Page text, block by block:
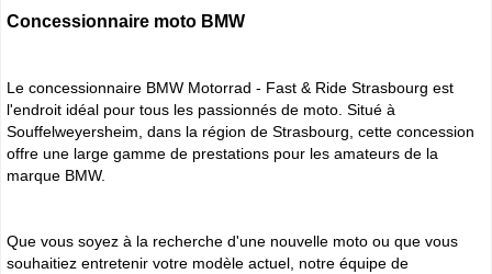
Concessionnaire moto BMW
Le concessionnaire BMW Motorrad - Fast & Ride Strasbourg est
l'endroit idéal pour tous les passionnés de moto. Situé à
Souffelweyersheim, dans la région de Strasbourg, cette concession
offre une large gamme de prestations pour les amateurs de la
marque BMW.
Que vous soyez à la recherche d'une nouvelle moto ou que vous
souhaitiez entretenir votre modèle actuel, notre équipe de